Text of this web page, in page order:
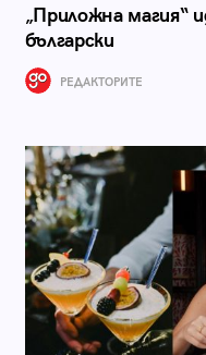
„Приложна магия“
български
РЕДАКТОРИТЕ